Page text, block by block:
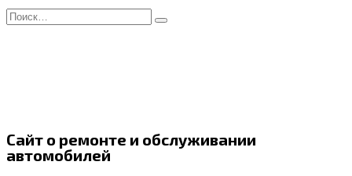
Перейти
к
Search
for:
Сайт о ремонте и обслуживании
автомобилей